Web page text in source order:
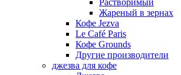
Растворимый
Жареный в зернах
Кофе Jezva
Le Café Paris
Кофе Grounds
Другие производители
джезва для кофе